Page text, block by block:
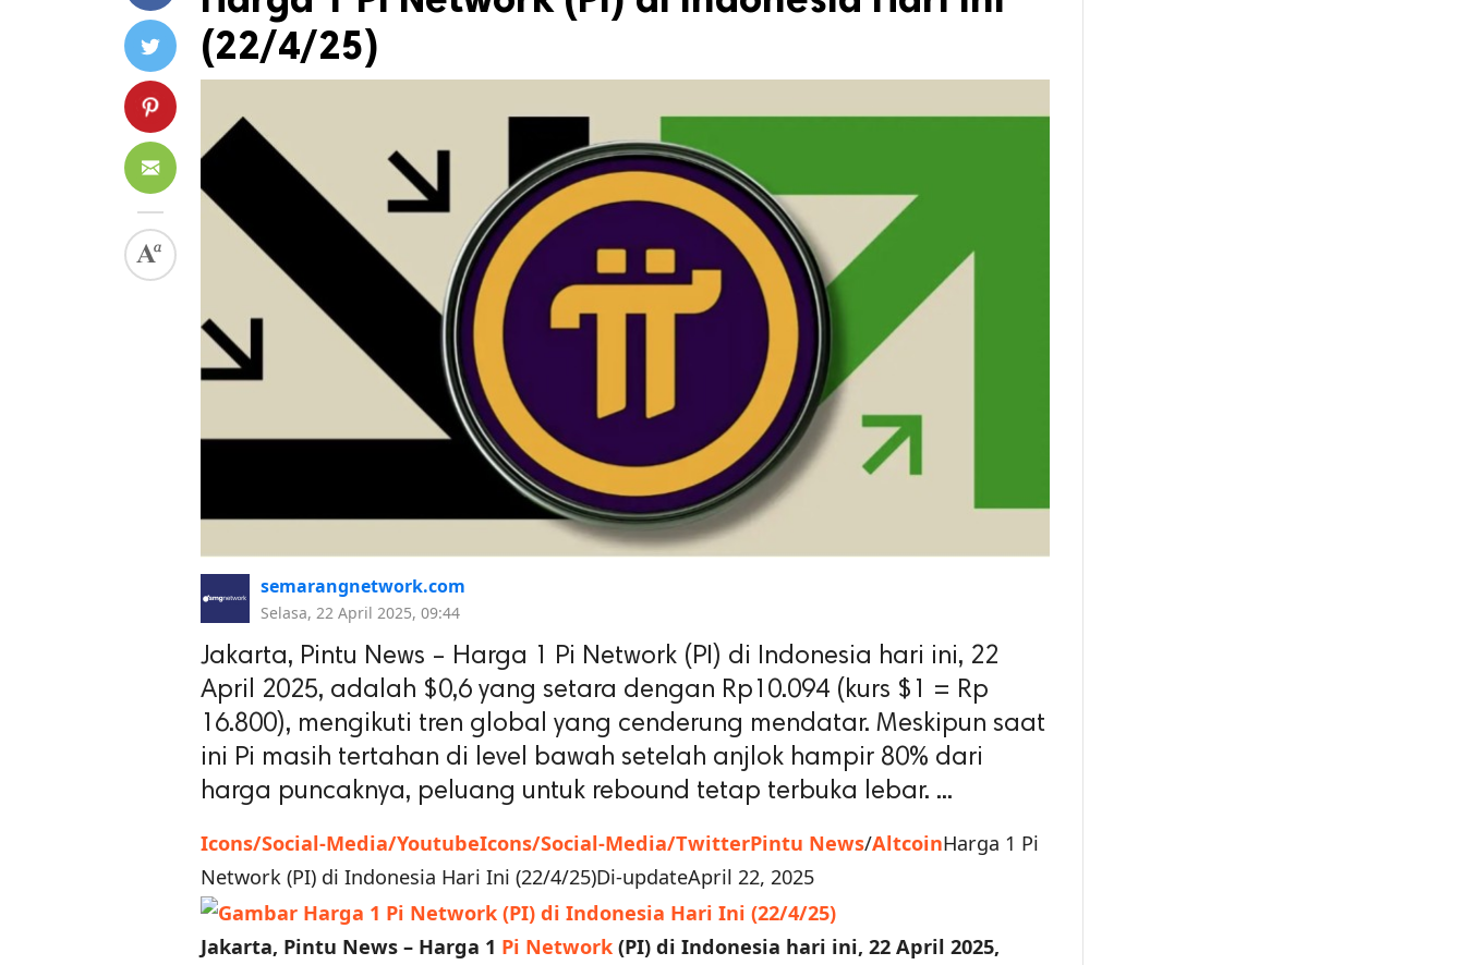
(22/4/25)
semarangnetwork.com
Selasa, 22 April 2025, 09:44
Jakarta, Pintu News – Harga 1 Pi Network (PI) di Indonesia hari ini, 22
April 2025, adalah $0,6 yang setara dengan Rp10.094 (kurs $1 = Rp
16.800), mengikuti tren global yang cenderung mendatar. Meskipun saat
ini Pi masih tertahan di level bawah setelah anjlok hampir 80% dari
harga puncaknya, peluang untuk rebound tetap terbuka lebar. ...
Icons/Social-Media/YoutubeIcons/Social-Media/TwitterPintu News/AltcoinHarga 1 Pi
Network (PI) di Indonesia Hari Ini (22/4/25)Di-updateApril 22, 2025
Jakarta, Pintu News – Harga 1 Pi Network (PI) di Indonesia hari ini, 22 April 2025,